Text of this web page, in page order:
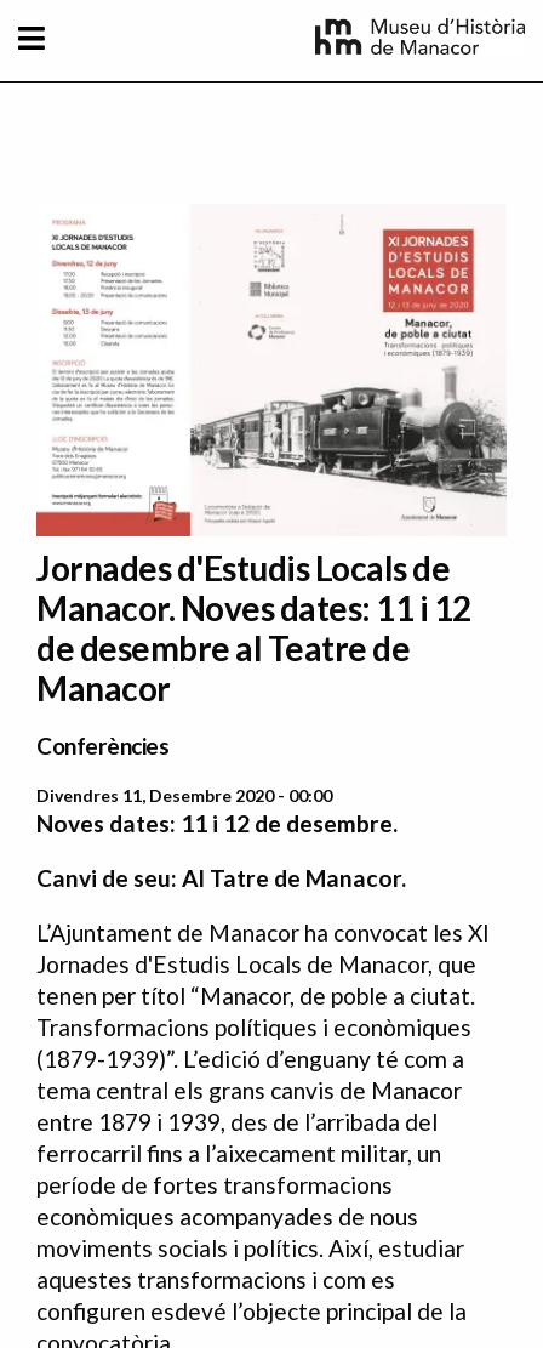
Jornades d'Estudis Locals de
Manacor. Noves dates: 11 i 12
de desembre al Teatre de
Manacor
Conferències
Divendres 11, Desembre 2020 - 00:00
Noves dates: 11 i 12 de desembre.
Canvi de seu: Al Tatre de Manacor.
L’Ajuntament de Manacor ha convocat les XI
Jornades d'Estudis Locals de Manacor, que
tenen per títol “Manacor, de poble a ciutat.
Transformacions polítiques i econòmiques
(1879-1939)”. L’edició d’enguany té com a
tema central els grans canvis de Manacor
entre 1879 i 1939, des de l’arribada del
ferrocarril fins a l’aixecament militar, un
període de fortes transformacions
econòmiques acompanyades de nous
moviments socials i polítics. Així, estudiar
aquestes transformacions i com es
configuren esdevé l’objecte principal de la